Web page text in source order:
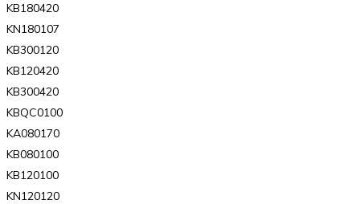
KB180420
KN180107
KB300120
KB120420
KB300420
KBQC0100
KA080170
KB080100
KB120100
KN120120